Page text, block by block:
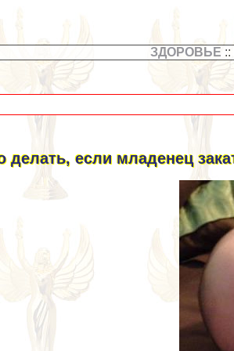
ЗДОРОВЬЕ ::
делать, если младенец